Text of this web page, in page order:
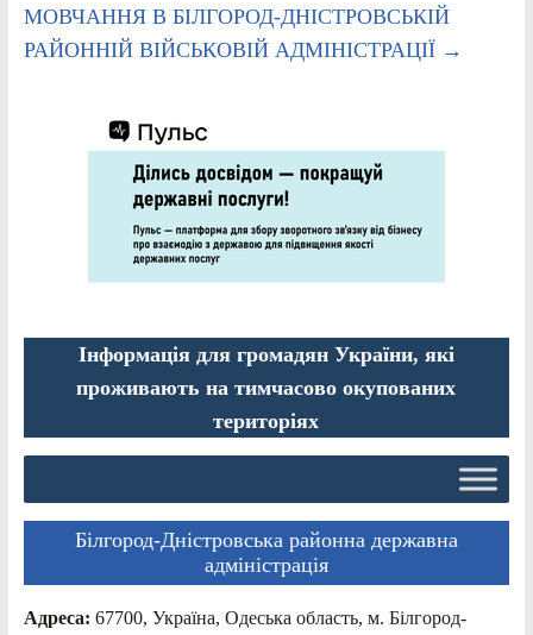
МОВЧАННЯ В БІЛГОРОД-ДНІСТРОВСЬКІЙ
РАЙОННІЙ ВІЙСЬКОВІЙ АДМІНІСТРАЦІЇ →
Інформація для громадян України, які
проживають на тимчасово окупованих
територіях
Білгород-Дністровська районна державна
адміністрація
Адреса: 67700, Україна, Одеська область, м. Білгород-